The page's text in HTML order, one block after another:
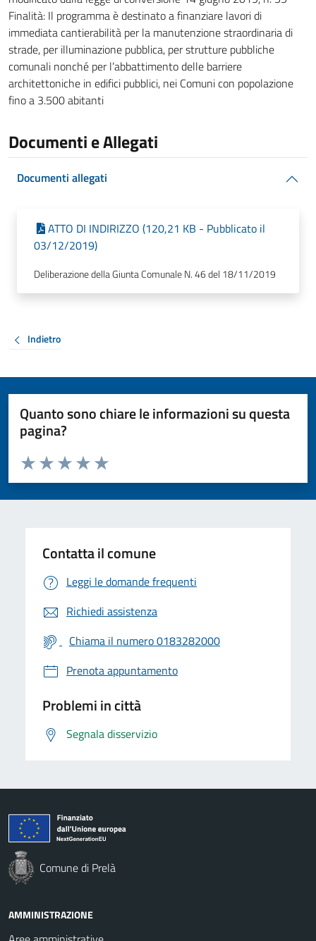
Finalità: Il programma è destinato a finanziare lavori di
immediata cantierabilità per la manutenzione straordinaria di
strade, per illuminazione pubblica, per strutture pubbliche
comunali nonché per l’abbattimento delle barriere
architettoniche in edifici pubblici, nei Comuni con popolazione
fino a 3.500 abitanti
Documenti e Allegati
Documenti allegati
ATTO DI INDIRIZZO (120,21 KB - Pubblicato il
03/12/2019)
Deliberazione della Giunta Comunale N. 46 del 18/11/2019
Indietro
Quanto sono chiare le informazioni su questa
pagina?
Valuta da 1 a 5 stelle la pagina
Valuta 5 stelle su 5
Valuta 4 stelle su 5
Valuta 3 stelle su 5
Valuta 2 stelle su 5
Valuta 1 stelle su 5
Contatta il comune
Leggi le domande frequenti
Richiedi assistenza
Chiama il numero 0183282000
Prenota appuntamento
Problemi in città
Segnala disservizio
Comune di Prelà
AMMINISTRAZIONE